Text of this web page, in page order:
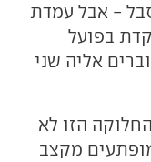
- אבל עמדת
בפועל
אליה שני
הזו לא
מקצב